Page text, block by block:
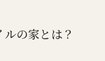
の家とは？